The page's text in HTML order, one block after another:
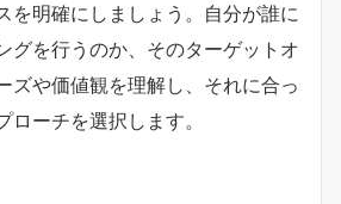
を明確にしましょう。自分が誰に
グを行うのか、そのターゲットオ
ズや価値観を理解し、それに合っ
ローチを選択します。